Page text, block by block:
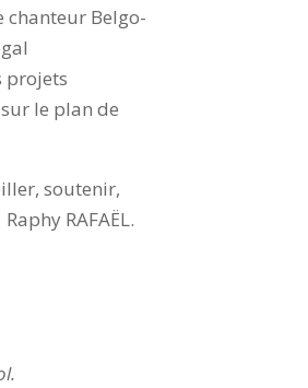
Belgo-
projets
le plan de
soutenir,
RAFAËL.